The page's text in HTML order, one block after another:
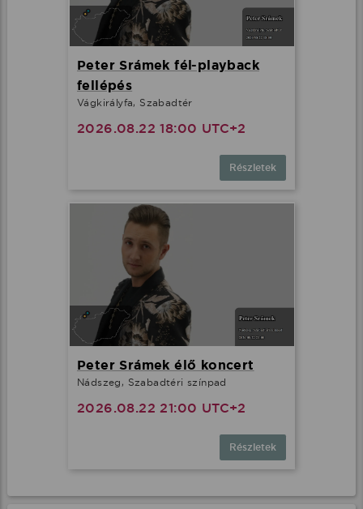
Peter Srámek fél-playback
fellépés
Vágkirályfa, Szabadtér
2026.08.22 18:00 UTC+2
Részletek
Peter Srámek élő koncert
Nádszeg, Szabadtéri színpad
2026.08.22 21:00 UTC+2
Részletek